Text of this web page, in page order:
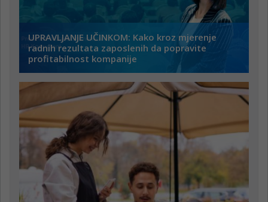
UPRAVLJANJE UČINKOM: Kako kroz mjerenje
radnih rezultata zaposlenih da popravite
profitabilnost kompanije